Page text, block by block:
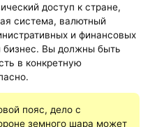
доступ к стране,
система, валютный
и финансовых
бизнес. Вы должны быть
в конкретную
пояс, дело с
земного шара может